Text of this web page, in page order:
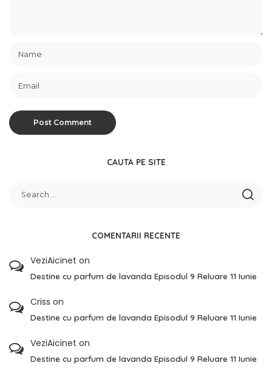
CAUTA PE SITE
COMENTARII RECENTE
VeziAicinet on
Destine cu parfum de lavanda Episodul 9 Reluare 11 Iunie
Criss on
Destine cu parfum de lavanda Episodul 9 Reluare 11 Iunie
VeziAicinet on
Destine cu parfum de lavanda Episodul 9 Reluare 11 Iunie